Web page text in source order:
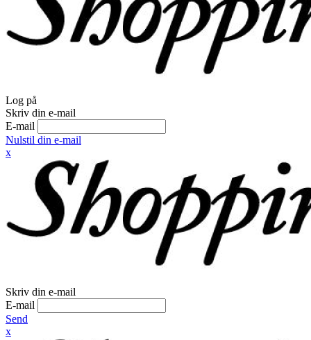
Log på
Skriv din e-mail
E-mail
Nulstil din e-mail
x
Skriv din e-mail
E-mail
Send
x